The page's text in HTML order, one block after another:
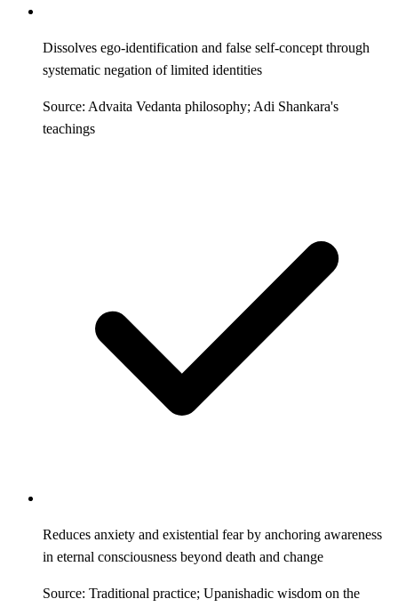
Dissolves ego-identification and false self-concept through
systematic negation of limited identities
Source: Advaita Vedanta philosophy; Adi Shankara's
teachings
Reduces anxiety and existential fear by anchoring awareness
in eternal consciousness beyond death and change
Source: Traditional practice; Upanishadic wisdom on the